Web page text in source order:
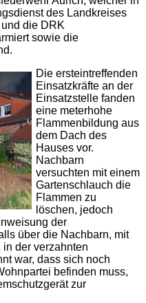
des Landkreises
die DRK
sowie die
Die ersteintreffenden
Einsatzkräfte an der
Einsatzstelle fanden
eine meterhohe
Flammenbildung aus
dem Dach des
Hauses vor.
Nachbarn
versuchten mit einem
Gartenschlauch die
Flammen zu
löschen, jedoch
der
über die Nachbarn, mit
der verzahnten
war, dass sich noch
befinden muss,
zur